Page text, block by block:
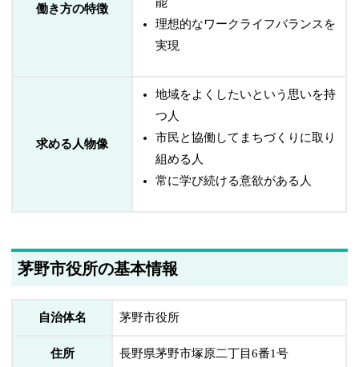
働き方の特徴
理想的なワークライフバランスを
実現
求める人物像
地域をよくしたいという思いを持
つ人
市民と協働してまちづくりに取り
組める人
常に学び続ける意欲がある人
茅野市役所の基本情報
自治体名 茅野市役所
住所 長野県茅野市塚原二丁目6番1号